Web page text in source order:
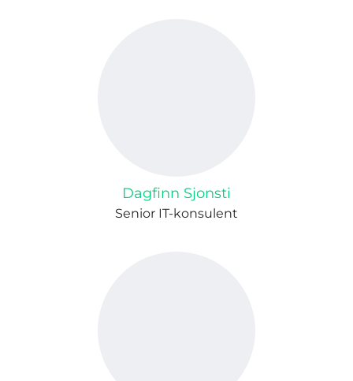
Dagfinn Sjonsti
Senior IT-konsulent